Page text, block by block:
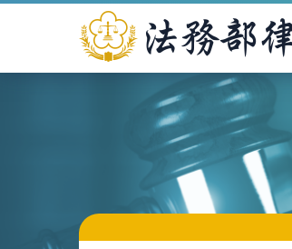
法務部律師查詢系統